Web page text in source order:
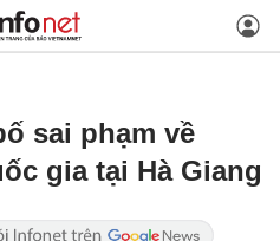
sai phạm về
gia tại Hà Giang